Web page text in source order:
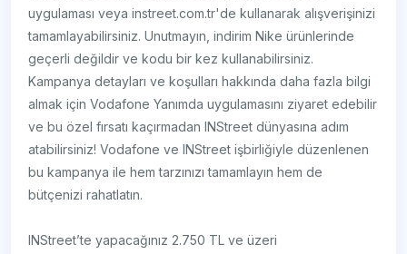
uygulaması veya instreet.com.tr'de kullanarak alışverişinizi
tamamlayabilirsiniz. Unutmayın, indirim Nike ürünlerinde
geçerli değildir ve kodu bir kez kullanabilirsiniz.
Kampanya detayları ve koşulları hakkında daha fazla bilgi
almak için Vodafone Yanımda uygulamasını ziyaret edebilir
ve bu özel fırsatı kaçırmadan INStreet dünyasına adım
atabilirsiniz! Vodafone ve INStreet işbirliğiyle düzenlenen
bu kampanya ile hem tarzınızı tamamlayın hem de
bütçenizi rahatlatın.
INStreet’te yapacağınız 2.750 TL ve üzeri